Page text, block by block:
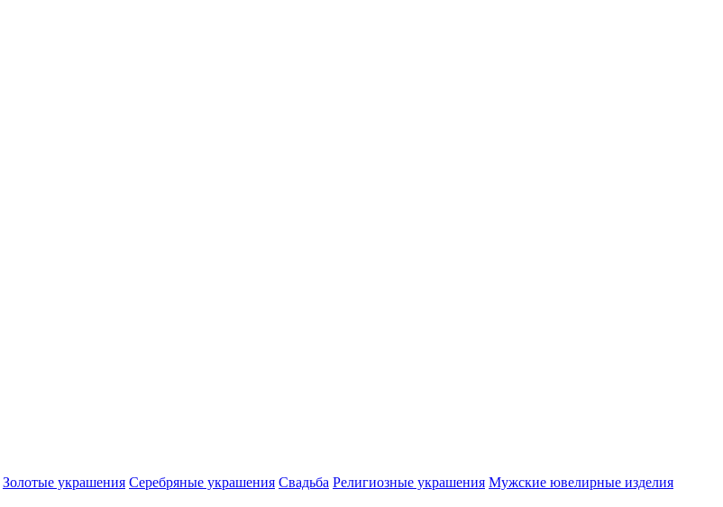
Золотые украшения Серебряные украшения Свадьба Религиозные украшения Мужские ювелирные изделия